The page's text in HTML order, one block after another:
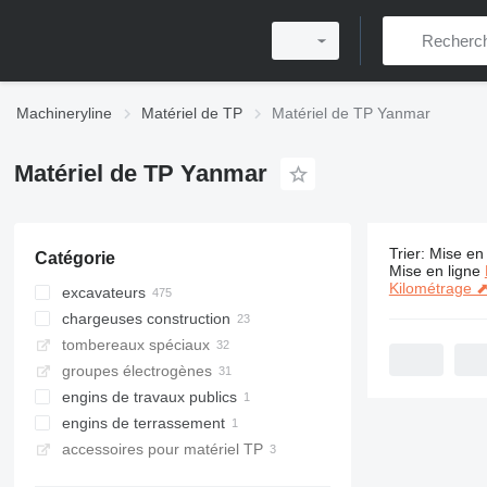
Machineryline Matériel de TP Matériel de TP Yanmar
Matériel de TP Yanmar
Catégorie
excavateurs
mini-pelles
midi pelles
pelles sur chenilles
pelles sur pneus
chargeuses construction
chargeuses sur pneus
mini-chargeuses
chargeuses articulées
tombereaux spéciaux
tombereaux sur chenilles
mini tombereaux
groupes électrogènes
engins de travaux publics
finisseurs
finisseurs sur chenilles
engins de terrassement
bulldozers
accessoires pour matériel TP
500
Trier: Mise
Mise en ligne
Kilométrage ⬈